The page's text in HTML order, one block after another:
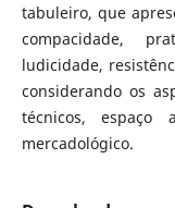
tabuleiro, que
compacidade,
ludicidade,
considerando os
técnicos, espaço
mercadológico.